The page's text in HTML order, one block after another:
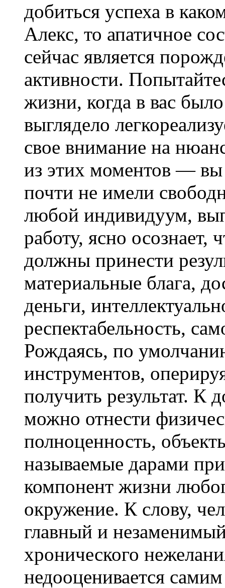
добиться успеха в
Алекс, то апатичное
сейчас является
активности.
жизни, когда в вас
выглядело
свое внимание на
из этих моментов —
почти не имели
любой индивидуум,
работу, ясно осознает,
должны принести
материальные блага,
деньги,
респектабельность,
Рождаясь, по
инструментов,
получить результат. К
можно отнести
полноценность,
называемые дарами
компонент жизни
окружение. К слову,
главный и
хронического
недооценивается